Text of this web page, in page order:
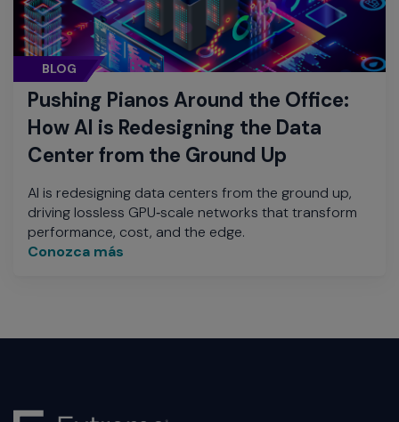
BLOG
Pushing Pianos Around the Office:
How AI is Redesigning the Data
Center from the Ground Up
AI is redesigning data centers from the ground up,
driving lossless GPU‑scale networks that transform
performance, cost, and the edge.
Conozca más